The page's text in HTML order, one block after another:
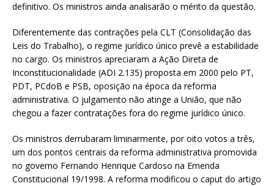
definitivo. Os ministros ainda analisarão o mérito da questão.
Diferentemente das contrações pela CLT (Consolidação das
Leis do Trabalho), o regime jurídico único prevê a estabilidade
no cargo. Os ministros apreciaram a Ação Direta de
Inconstitucionalidade (ADI 2.135) proposta em 2000 pelo PT,
PDT, PCdoB e PSB, oposição na época da reforma
administrativa. O julgamento não atinge a União, que não
chegou a fazer contratações fora do regime jurídico único.
Os ministros derrubaram liminarmente, por oito votos a três,
um dos pontos centrais da reforma administrativa promovida
no governo Fernando Henrique Cardoso na Emenda
Constitucional 19/1998. A reforma modificou o caput do artigo